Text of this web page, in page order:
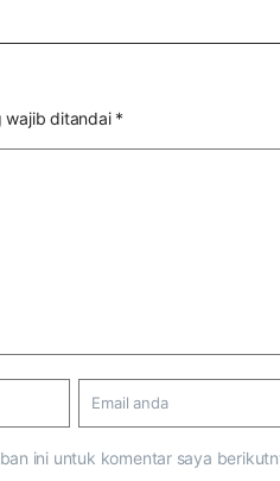
wajib ditandai *
ini untuk komentar saya